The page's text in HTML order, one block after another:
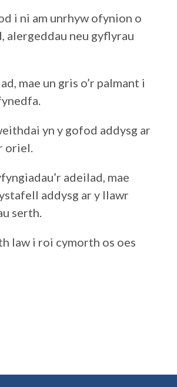
i ni am unrhyw ofynion o
alergeddau neu gyflyrau
mae un gris o’r palmant i
yn y gofod addysg ar
oriel.
adeilad, mae
addysg ar y llawr
serth.
law i roi cymorth os oes